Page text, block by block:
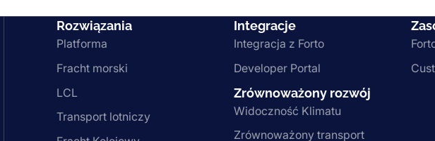
Rozwiązania
Platforma
Fracht morski
LCL
Transport lotniczy
Integracje
Integracja z Forto
Developer Portal
Zrównoważony rozwój
Widoczność Klimatu
Zrównoważony transport